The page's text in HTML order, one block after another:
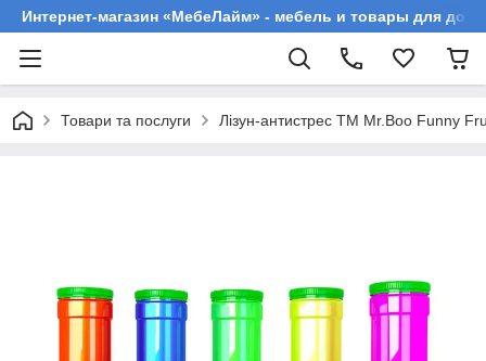
Интернет-магазин «МебеЛайм» - мебель и товары для
Товари та послуги Лізун-антистрес ТМ Mr.Boo Funny